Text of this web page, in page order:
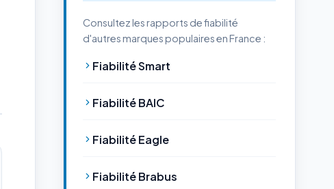
Consultez les rapports de fiabilité
d'autres marques populaires en France :
Fiabilité Smart
Fiabilité BAIC
Fiabilité Eagle
Fiabilité Brabus